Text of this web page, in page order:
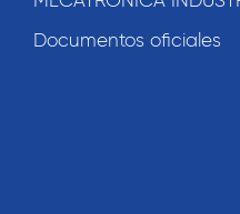
Documentos oficiales